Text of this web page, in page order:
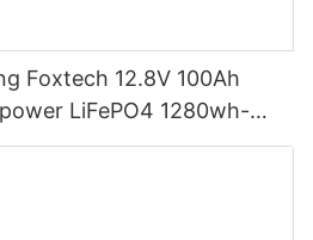
Foxtech 12.8V 100Ah
LiFePO4 1280wh-